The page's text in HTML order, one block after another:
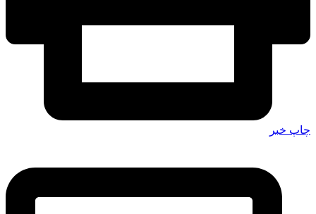
چاپ خبر